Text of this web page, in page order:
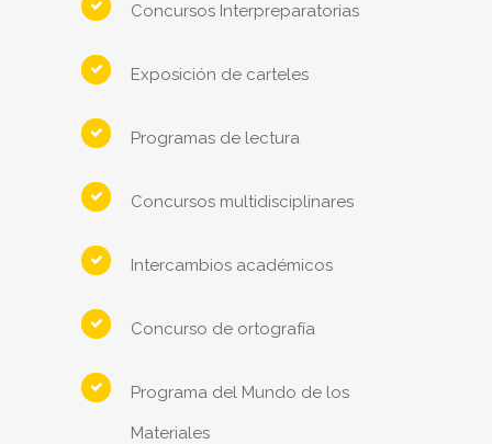
Concursos Interpreparatorias
Exposición de carteles
Programas de lectura
Concursos multidisciplinares
Intercambios académicos
Concurso de ortografía
Programa del Mundo de los
Materiales